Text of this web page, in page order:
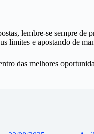
lembre-se sempre
limites e apostando de
das melhores